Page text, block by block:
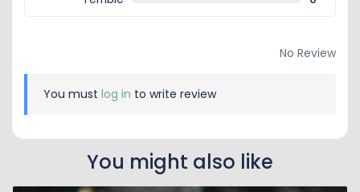
No Review
You must log in to write review
You might also like